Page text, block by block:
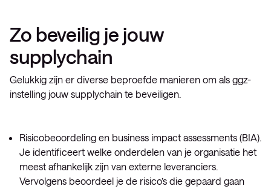
Zo beveilig je jouw
supplychain
Gelukkig zijn er diverse beproefde manieren om als ggz-
instelling jouw supplychain te beveiligen.
Risicobeoordeling en business impact assessments (BIA).
Je identificeert welke onderdelen van je organisatie het
meest afhankelijk zijn van externe leveranciers.
Vervolgens beoordeel je de risico’s die gepaard gaan